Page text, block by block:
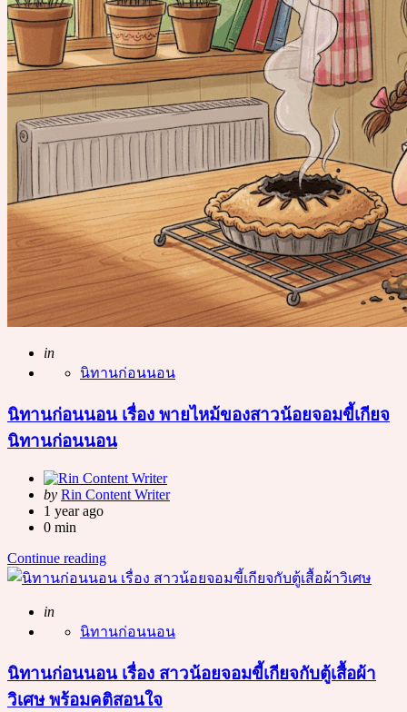
Posted
in
นิทานก่อนนอน
นิทานก่อนนอน เรื่อง พายไหม้ของสาวน้อยจอมขี้เกียจ
นิทานก่อนนอน
Posted
by
by Rin Content Writer
1 year ago
0 min
Continue reading
Posted
in
นิทานก่อนนอน
นิทานก่อนนอน เรื่อง สาวน้อยจอมขี้เกียจกับตู้เสื้อผ้า
วิเศษ พร้อมคติสอนใจ